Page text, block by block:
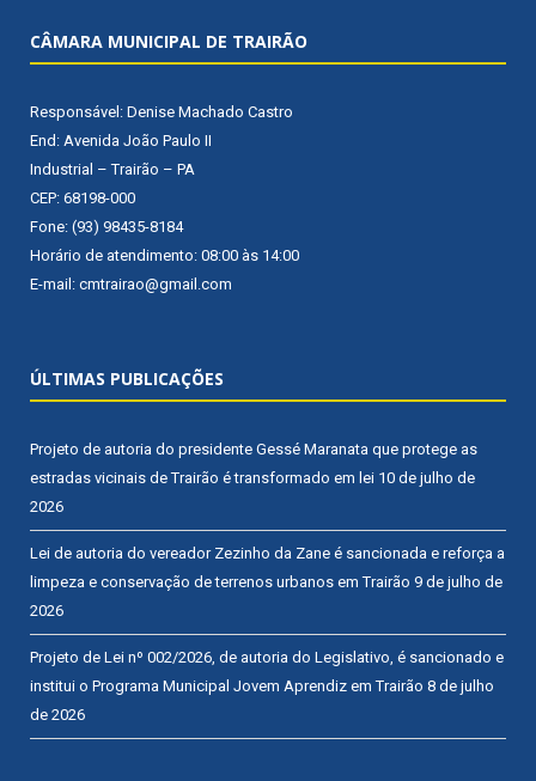
CÂMARA MUNICIPAL DE TRAIRÃO
Responsável: Denise Machado Castro
End: Avenida João Paulo II
Industrial – Trairão – PA
CEP: 68198-000
Fone: (93) 98435-8184
Horário de atendimento: 08:00 às 14:00
E-mail: cmtrairao@gmail.com
ÚLTIMAS PUBLICAÇÕES
Projeto de autoria do presidente Gessé Maranata que protege as
estradas vicinais de Trairão é transformado em lei 10 de julho de
2026
Lei de autoria do vereador Zezinho da Zane é sancionada e reforça a
limpeza e conservação de terrenos urbanos em Trairão 9 de julho de
2026
Projeto de Lei nº 002/2026, de autoria do Legislativo, é sancionado e
institui o Programa Municipal Jovem Aprendiz em Trairão 8 de julho
de 2026